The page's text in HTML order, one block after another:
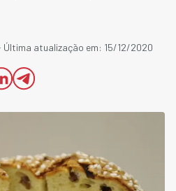
Última atualização em: 15/12/2020